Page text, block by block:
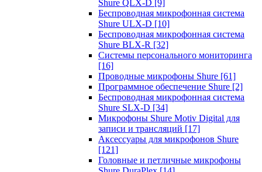
Shure QLX-D [9]
Беспроводная микрофонная система
Shure ULX-D [10]
Беспроводная микрофонная система
Shure BLX-R [32]
Системы персонального мониторинга
[16]
Проводные микрофоны Shure [61]
Программное обеспечение Shure [2]
Беспроводная микрофонная система
Shure SLX-D [34]
Микрофоны Shure Motiv Digital для
записи и трансляций [17]
Аксессуары для микрофонов Shure
[121]
Головные и петличные микрофоны